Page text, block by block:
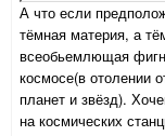
А что если
тёмная материя, а
всеобьемлющая
космосе(в отолении
планет и звёзд).
на космических